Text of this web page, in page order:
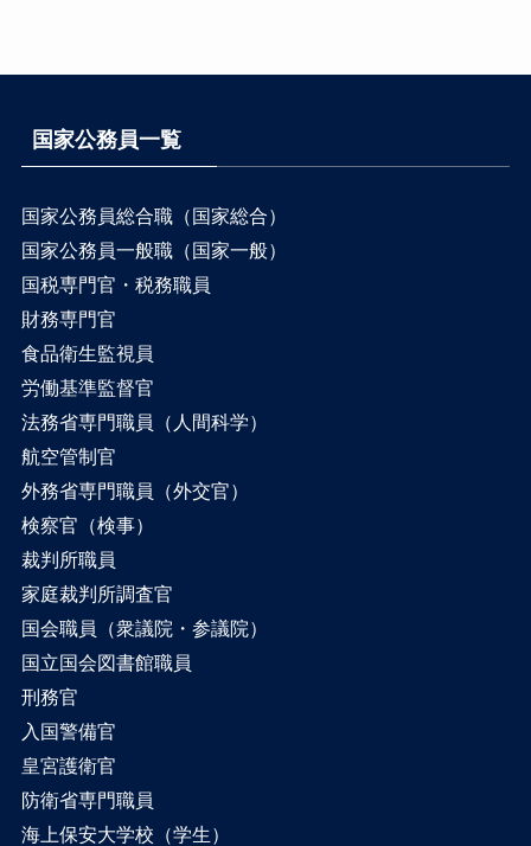
国家公務員一覧
国家公務員総合職（国家総合）
国家公務員一般職（国家一般）
国税専門官・税務職員
財務専門官
食品衛生監視員
労働基準監督官
法務省専門職員（人間科学）
航空管制官
外務省専門職員（外交官）
検察官（検事）
裁判所職員
家庭裁判所調査官
国会職員（衆議院・参議院）
国立国会図書館職員
刑務官
入国警備官
皇宮護衛官
防衛省専門職員
海上保安大学校（学生）